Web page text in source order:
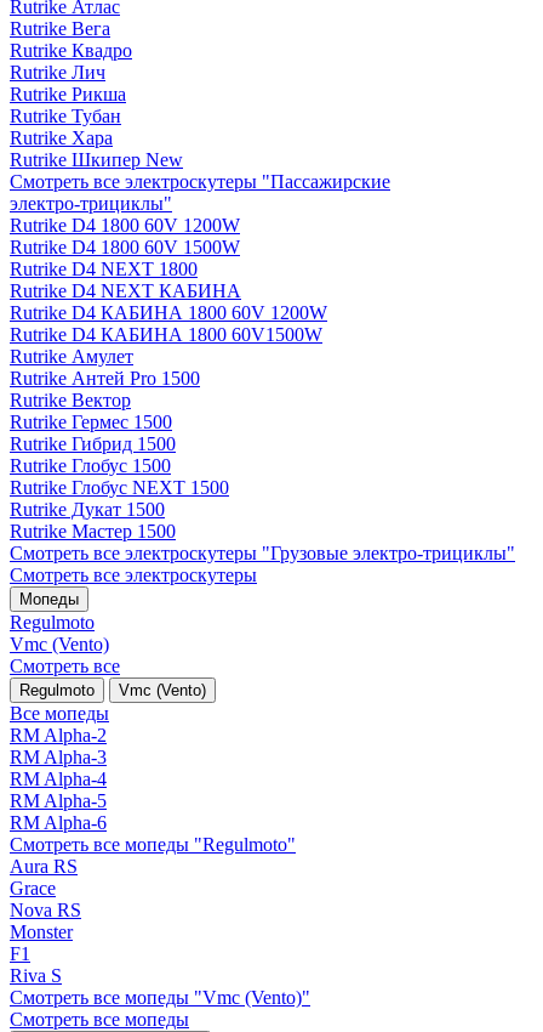
Rutrike Атлас
Rutrike Вега
Rutrike Квадро
Rutrike Лич
Rutrike Рикша
Rutrike Тубан
Rutrike Хара
Rutrike Шкипер New
Смотреть все электро­скутеры "Пассажирские
электро‑трициклы"
Rutrike D4 1800 60V 1200W
Rutrike D4 1800 60V 1500W
Rutrike D4 NEXT 1800
Rutrike D4 NEXT КАБИНА
Rutrike D4 КАБИНА 1800 60V 1200W
Rutrike D4 КАБИНА 1800 60V1500W
Rutrike Амулет
Rutrike Антей Pro 1500
Rutrike Вектор
Rutrike Гермес 1500
Rutrike Гибрид 1500
Rutrike Глобус 1500
Rutrike Глобус NEXT 1500
Rutrike Дукат 1500
Rutrike Мастер 1500
Смотреть все электро­скутеры "Грузовые электро‑трициклы"
Смотреть все электро­скутеры
Мопеды
Regulmoto
Vmc (Vento)
Смотреть все
Regulmoto Vmc (Vento)
Все мопеды
RM Alpha-2
RM Alpha-3
RM Alpha-4
RM Alpha-5
RM Alpha-6
Смотреть все мопеды "Regulmoto"
Aura RS
Grace
Nova RS
Monster
F1
Riva S
Смотреть все мопеды "Vmc (Vento)"
Смотреть все мопеды